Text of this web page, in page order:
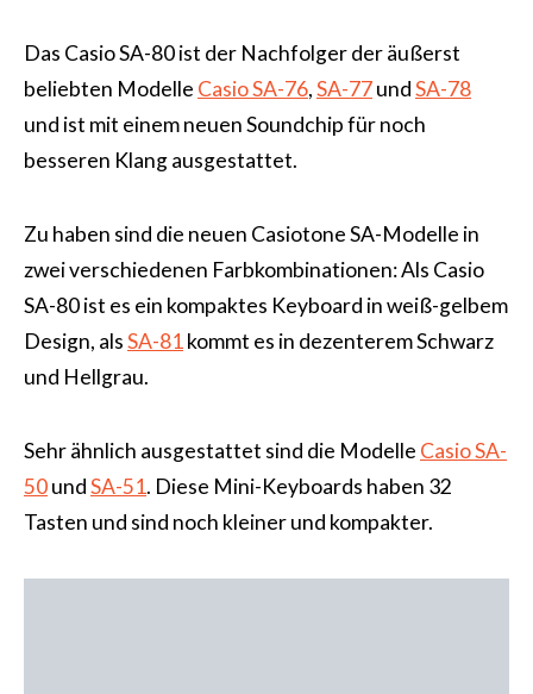
Das Casio SA-80 ist der Nachfolger der äußerst
beliebten Modelle Casio SA-76,SA-77undSA-78
und ist mit einem neuen Soundchip für noch
besseren Klang ausgestattet.
Zu haben sind die neuen Casiotone SA-Modelle in
zwei verschiedenen Farbkombinationen: Als Casio
SA-80 ist es ein kompaktes Keyboard in weiß-gelbem
Design, alsSA-81kommt es in dezenterem Schwarz
und Hellgrau.
Sehr ähnlich ausgestattet sind die Modelle Casio SA-
50undSA-51. Diese Mini-Keyboards haben 32
Tasten und sind noch kleiner und kompakter.